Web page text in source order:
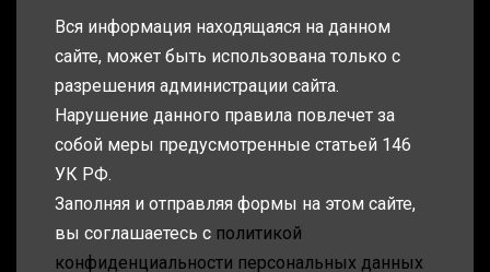
Вся информация находящаяся на данном
сайте, может быть использована только с
разрешения администрации сайта.
Нарушение данного правила повлечет за
собой меры предусмотренные статьей 146
УК РФ.
Заполняя и отправляя формы на этом сайте,
вы соглашаетесь с политикой
конфиденциальности персональных данных